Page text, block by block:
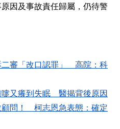
因及事故責任歸屬，仍待警
二審「改口認罪」 高院：科
又癢到失眠 醫揭背後原因
問！ 柯志恩急表態：確定